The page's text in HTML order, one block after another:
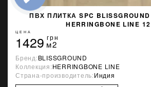
ПВХ ПЛИТКА SPC BLISSGROUND
HERRINGBONE LINE
ЦЕНА
1429 грн
м2
Бренд:BLISSGROUND
Коллекция:HERRINGBONE LINE
Страна-производитель:Индия